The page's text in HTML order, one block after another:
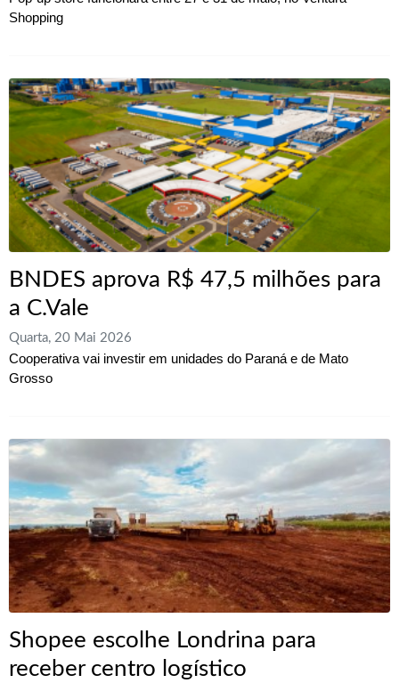
Shopping
BNDES aprova R$ 47,5 milhões para
a C.Vale
Quarta, 20 Mai 2026
Cooperativa vai investir em unidades do Paraná e de Mato
Grosso
Shopee escolhe Londrina para
receber centro logístico